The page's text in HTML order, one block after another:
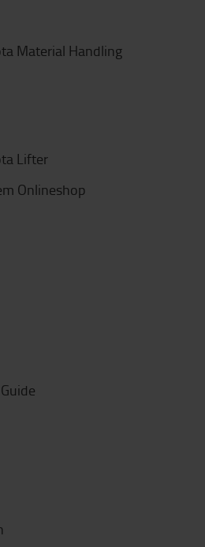
Material Handling
Lifter
Onlineshop